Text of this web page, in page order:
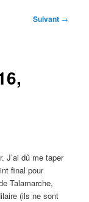
Suivant →
J’ai dû me taper
final pour
Talamarche,
(ils ne sont